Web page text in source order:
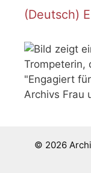
(Deutsch)
© 2026